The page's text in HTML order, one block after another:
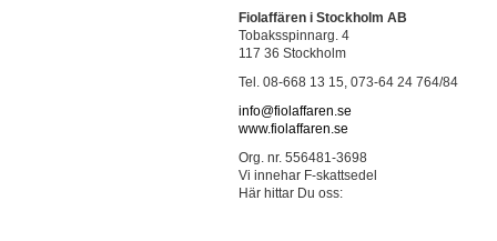
Fiolaffären i Stockholm AB
Tobaksspinnarg. 4
117 36 Stockholm
Tel. 08-668 13 15, 073-64 24 764/84
info@fiolaffaren.se
www.fiolaffaren.se
Org. nr. 556481-3698
Vi innehar F-skattsedel
Här hittar Du oss: